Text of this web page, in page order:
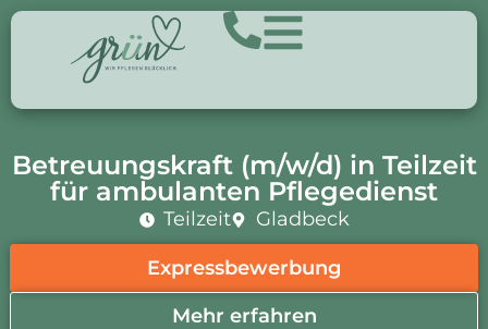
Betreuungskraft (m/w/d) in Teilzeit
für ambulanten Pflegedienst
Teilzeit Gladbeck
Expressbewerbung
Mehr erfahren